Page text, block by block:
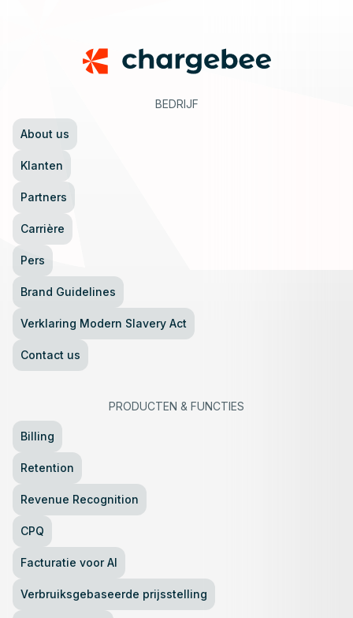
BEDRIJF
About us
Klanten
Partners
Carrière
Pers
Brand Guidelines
Verklaring Modern Slavery Act
Contact us
PRODUCTEN & FUNCTIES
Billing
Retention
Revenue Recognition
CPQ
Facturatie voor AI
Verbruiksgebaseerde prijsstelling